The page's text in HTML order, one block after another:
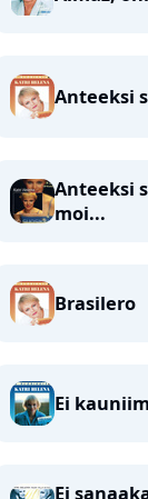
Anteeksi
Anteeksi
moi...
Brasilero
Ei
Ei